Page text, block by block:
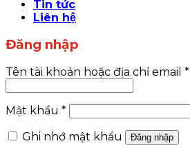
Tin tức
Liên hệ
Đăng nhập
Tên tài khoản hoặc địa chỉ email *
Mật khẩu *
Ghi nhớ mật khẩu
Đăng nhập